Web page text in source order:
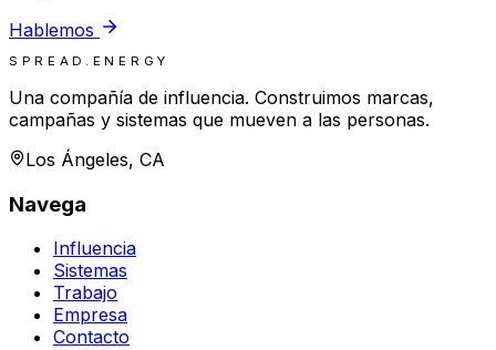
Hablemos
SPREAD.ENERGY
Una compañía de influencia. Construimos marcas,
campañas y sistemas que mueven a las personas.
Los Ángeles, CA
Navega
Influencia
Sistemas
Trabajo
Empresa
Contacto